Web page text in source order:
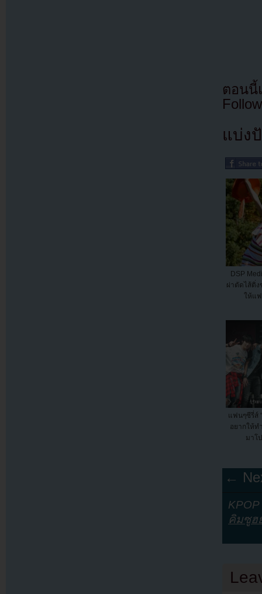
ตอนนี้
แบ่ง
DSP
ผ่าตัดไส้ติ่ง
ให้แ
แฟนๆซีรี่ส์
อยากให้ท
มาโ
←
คิมซูฮ